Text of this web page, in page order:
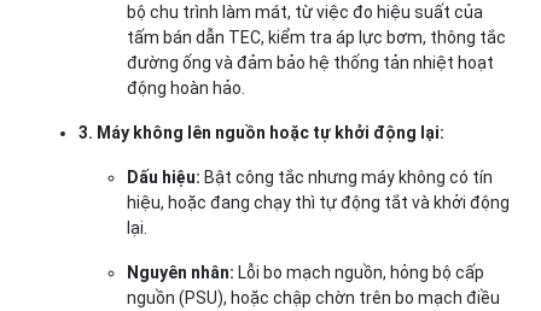
bộ chu trình làm mát, từ việc đo hiệu suất của
tấm bán dẫn TEC, kiểm tra áp lực bơm, thông tắc
đường ống và đảm bảo hệ thống tản nhiệt hoạt
động hoàn hảo.
3. Máy không lên nguồn hoặc tự khởi động lại:
Dấu hiệu: Bật công tắc nhưng máy không có tín
hiệu, hoặc đang chạy thì tự động tắt và khởi động
lại.
Nguyên nhân: Lỗi bo mạch nguồn, hỏng bộ cấp
nguồn (PSU), hoặc chập chờn trên bo mạch điều